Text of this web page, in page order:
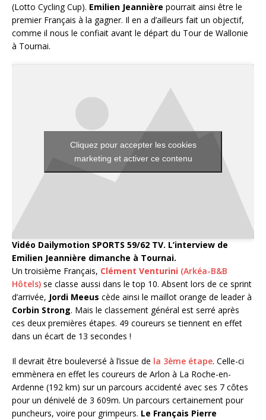
(Lotto Cycling Cup). Emilien Jeannière pourrait ainsi être le
premier Français à la gagner. Il en a d’ailleurs fait un objectif,
comme il nous le confiait avant le départ du Tour de Wallonie
à Tournai.
Cliquez pour accepter les cookies
marketing et activer ce contenu
Vidéo Dailymotion SPORTS 59/62 TV. L’interview de
Emilien Jeannière dimanche à Tournai.
Un troisième Français, Clément Venturini (Arkéa-B&B
Hôtels) se classe aussi dans le top 10. Absent lors de ce sprint
d’arrivée, Jordi Meeus cède ainsi le maillot orange de leader à
Corbin Strong. Mais le classement général est serré après
ces deux premières étapes. 49 coureurs se tiennent en effet
dans un écart de 13 secondes !
Il devrait être bouleversé à l’issue de la 3ème étape. Celle-ci
emmènera en effet les coureurs de Arlon à La Roche-en-
Ardenne (192 km) sur un parcours accidenté avec ses 7 côtes
pour un dénivelé de 3 609m. Un parcours certainement pour
puncheurs, voire pour grimpeurs. Le Français Pierre